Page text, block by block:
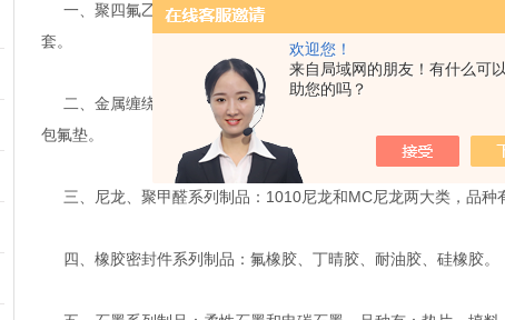
欢迎您！
来自局域网的朋友！有什么可
助您的吗？
一、聚四氟乙烯密封件系列制品：管、棒、板、车削板、薄膜
套。
二、金属缠绕垫密封件系列制品：不锈钢金属缠绕垫（外环、内
包氟垫。
三、尼龙、聚甲醛系列制品：1010尼龙和MC尼龙两大类，品种
四、橡胶密封件系列制品：氟橡胶、丁晴胶、耐油胶、硅橡胶。